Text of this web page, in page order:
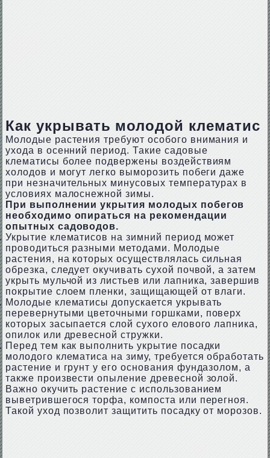
Как укрывать молодой клематис
Молодые растения требуют особого внимания и
ухода в осенний период. Такие садовые
клематисы более подвержены воздействиям
холодов и могут легко выморозить побеги даже
при незначительных минусовых температурах в
условиях малоснежной зимы.
При выполнении укрытия молодых побегов
необходимо опираться на рекомендации
опытных садоводов.
Укрытие клематисов на зимний период может
проводиться разными методами. Молодые
растения, на которых осуществлялась сильная
обрезка, следует окучивать сухой почвой, а затем
укрыть мульчой из листьев или лапника, завершив
покрытие слоем пленки, защищающей от влаги.
Молодые клематисы допускается укрывать
перевернутыми цветочными горшками, поверх
которых засыпается слой сухого елового лапника,
опилок или древесной стружки.
Перед тем как выполнить укрытие посадки
молодого клематиса на зиму, требуется обработать
растение и грунт у его основания фундазолом, а
также произвести опыление древесной золой.
Важно окучить растение с использованием
выветрившегося торфа, компоста или перегноя.
Такой уход позволит защитить посадку от морозов.